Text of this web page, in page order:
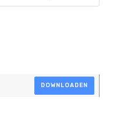
DOWNLOADEN